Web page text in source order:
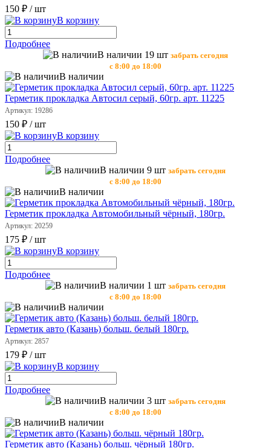
150 ₽ / шт
В корзину
Подробнее
В наличии 19 шт забрать сегодня
с 8:00 до 18:00
В наличии
Герметик прокладка Автосил серый, 60гр. арт. 11225
Артикул: 19286
150 ₽ / шт
В корзину
Подробнее
В наличии 9 шт забрать сегодня
с 8:00 до 18:00
В наличии
Герметик прокладка Автомобильный чёрный, 180гр.
Артикул: 20259
175 ₽ / шт
В корзину
Подробнее
В наличии 1 шт забрать сегодня
с 8:00 до 18:00
В наличии
Герметик авто (Казань) больш. белый 180гр.
Артикул: 2857
179 ₽ / шт
В корзину
Подробнее
В наличии 3 шт забрать сегодня
с 8:00 до 18:00
В наличии
Герметик авто (Казань) больш. чёрный 180гр.